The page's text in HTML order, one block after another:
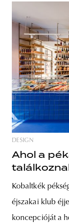
DESIGN
Ahol a
Kobaltkék
éjszakai klub
koncepcióját a